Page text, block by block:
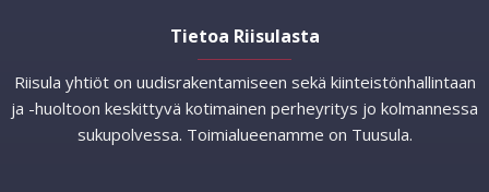
Tietoa Riisulasta
Riisula yhtiöt on uudisrakentamiseen sekä kiinteistönhallintaan
ja -huoltoon keskittyvä kotimainen perheyritys jo kolmannessa
sukupolvessa. Toimialueenamme on Tuusula.